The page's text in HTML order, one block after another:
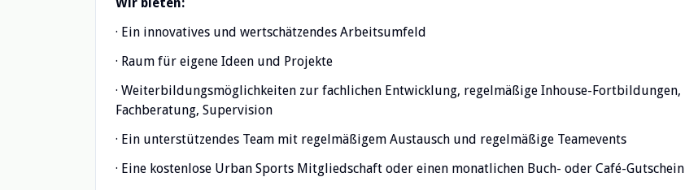
· Ein innovatives und wertschätzendes Arbeitsumfeld
· Raum für eigene Ideen und Projekte
· Weiterbildungsmöglichkeiten zur fachlichen Entwicklung, regelmäßige Inhouse-Fortbildungen,
Fachberatung, Supervision
· Ein unterstützendes Team mit regelmäßigem Austausch und regelmäßige Teamevents
· Eine kostenlose Urban Sports Mitgliedschaft oder einen monatlichen Buch- oder Café-Gutschein